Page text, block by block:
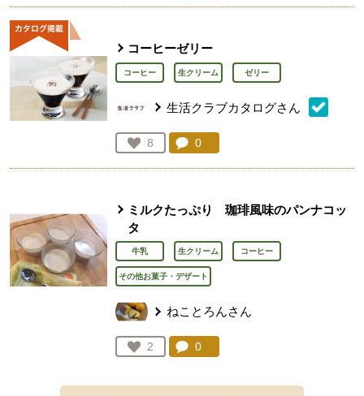
コーヒーゼリー
コーヒー 生クリーム ゼリー
生活クラブカタログさん
お気に入り登録：
8
人が登録
コメント：
0
ミルクたっぷり 珈琲風味のパンナコッ
タ
牛乳 生クリーム コーヒー
その他お菓子・デザート
ねことろんさん
お気に入り登録：
2
人が登録
コメント：
0